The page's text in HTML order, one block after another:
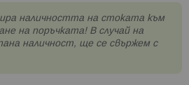
наличността на стоката към
на поръчката! В случай на
наличност, ще се свържем с